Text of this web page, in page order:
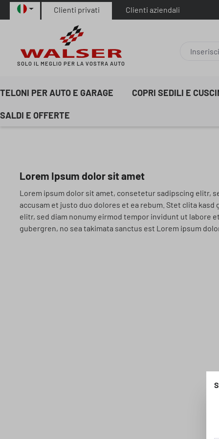
al contenuto principale
Salta alla ricerca
Passa alla navigazione principale
Clienti privati Clienti aziendali
SOLO IL MEGLIO PER LA VOSTRA AUTO
TELONI PER AUTO E GARAGE COPRI SEDILI E
SALDI E OFFERTE
Lorem Ipsum dolor sit amet
Lorem ipsum dolor sit amet, consetetur sadipscing elitr,
accusam et justo duo dolores et ea rebum. Stet clita
elitr, sed diam nonumy eirmod tempor invidunt ut labore
gubergren, no sea takimata sanctus est Lorem ipsum